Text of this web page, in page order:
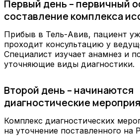
Первый день – первичный
составление комплекса
Прибыв в Тель-Авив, пациент
проходит консультацию у
Специалист изучает анамнез и
уточняющие виды диагностики.
Второй день – начинаются
диагностические
Комплекс диагностических
на уточнение поставленного на